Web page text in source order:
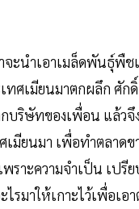
ะนำเอาเมล็ดพันธุ์พืช
ทศเมียนมาตกผลึก ศักดิ์
บริษัทของเพื่อน แล้วจึ
เมียนมา เพื่อทำตลาด
ราะความจำเป็น เปรีย
รมาให้เกาะไว้เพื่อเอ